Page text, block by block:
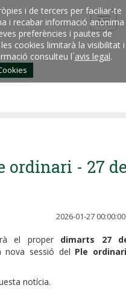
i de tercers per faciliar-te
i recabar informació anònima
preferències i pautes de
cookies limitarà la visibilitat i
consulteu l´avis legal.
ordinari - 27
2026-01-27 00:00:00
el proper dimarts 27
nova sessió del Ple
notícia.